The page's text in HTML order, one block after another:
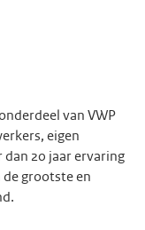
van VWP
eigen
20 jaar ervaring
de grootste en